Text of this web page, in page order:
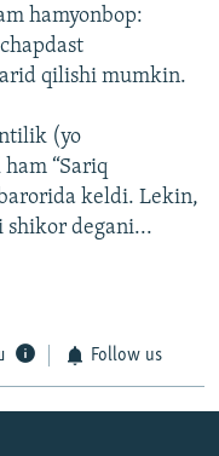
hamyonbop:
qilishi mumkin.
(yo
“Sariq
keldi. Lekin,
shikor degani...
Follow us